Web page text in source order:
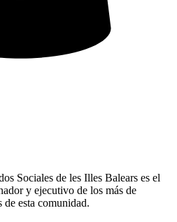
Sociales de les Illes Balears es el
y ejecutivo de los más de
de esta comunidad.